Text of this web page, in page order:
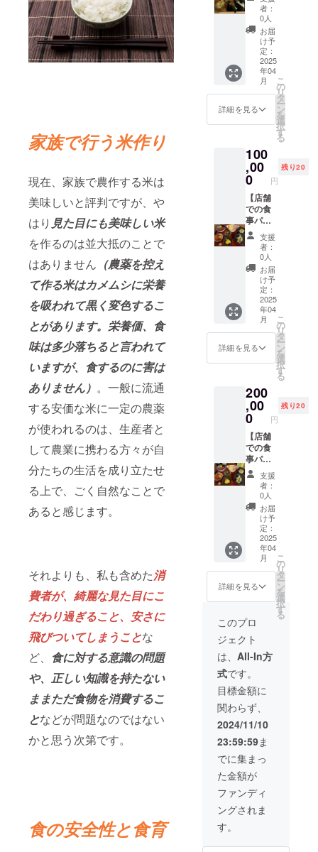
家族で行う米作り
現在、家族で農作する米は
美味しいと評判ですが、や
はり 見た目にも美味しい米
を作るのは並大抵のことで
はありません （農薬を控え
て作る米はカメムシに栄養
を吸われて黒く変色するこ
とがあります。栄養価、食
味は多少落ちると言われて
いますが、食するのに害は
ありません） 。一般に流通
する安価な米に一定の農薬
が使われるのは、生産者と
して農業に携わる方々が自
分たちの生活を成り立たせ
る上で、ごく自然なことで
あると感じます。
それよりも、私も含めた消
費者が、綺麗な見た目にこ
だわり過ぎること、安さに
飛びついてしまうことな
ど、 食に対する意識の問題
や、正しい知識を持たない
ままただ食物を消費するこ
となどが問題なのではない
かと思う次第です。
食の安全性と食育
りしま
す。必
ずお名
前、ご
住所、
連絡先
のご記
入をお
ます。
・有効
4月から
1年間
い。再
発行は
致しか
ねま
す。 ・
裏面に
必ず支
援者様
のお名
前のご
す。チ
ケット
は譲渡
可能で
す。 ・
郵送に
てお送
りしま
す。必
ずお名
前、ご
住所、
連絡先
のご記
入をお
願いし
ます。
・有効
1年間
まかせ
デザー
ト6食分
をご提
供する
チケッ
トで
す。 ・
店舗で
のお食
ます。
・現金
への交
換はで
きませ
ん。お
つりは
でませ
ん。 ・
チケッ
トの紛
失にご
注意く
ださ
い。再
発行は
致しか
ねま
援者様
のお名
前のご
記入を
お願い
しま
す。チ
ケット
は譲渡
可能で
す。 ・
郵送に
てお送
りしま
す。必
ずお名
前、ご
住所、
入をお
願いし
ます。
・有効
期間：
2025年
4月から
1年間
ドリン
ク6杯、
おまか
せデ
ザート6
食分、
キッズ
プレー
ト6食分
提供チ
ケッ
ト】 お
つ、豚
汁、付
け合わ
せのお
むすび
セット
が6食分
と、ド
リンク6
杯、お
まかせ
デザー
ト6食
分、
キッズ
プレー
ト6食分
をご提
供する
チケッ
す。 ・
店舗で
のお食
事にご
利用い
ただけ
ます。
・現金
への交
換はで
きませ
ん。お
つりは
でませ
ん。 ・
チケッ
トの紛
失にご
注意く
ださ
い。再
発行は
致しか
ねま
す。 ・
裏面に
必ず支
援者様
のお名
前のご
記入を
お願い
しま
す。チ
ケット
は譲渡
可能で
す。 ・
りしま
者：
0人
お届
け予
定：
2025
年04
月
詳細を見る
こ
の
リ
タ
ー
ン
を
選
択
す
る
100
,00
0 円
残り20
【店舗
での食
事パー
ティ
（ラン
チ）に
招待】
店舗で
の食事
パー
ティ
（ラン
チ）に
ご招待
しま
す。 ・
2025年
4〜5月
頃、日
付未定
・場
所：兵
庫県神
戸市北
区 ・支
援者様
の交通
費や滞
在費は
各自で
ご負担
くださ
い。 ・
クラウ
ドファ
ンディ
ング終
了後、
会場な
ど詳細
情報を
メール
にてご
案内し
ます。
・必ず
メール
アドレ
スのご
記入を
お願い
しま
す。 ・
食事
2025年
支援
者：
0人
お届
け予
定：
2025
年04
月
詳細を見る
こ
の
リ
タ
ー
ン
を
選
択
す
る
200
,00
0 円
残り20
【店舗
での食
事パー
ティ
（ディ
ナー、
酒類あ
り）に
招待】
店舗で
の食事
パー
ティ
（ディ
ナー、
酒類あ
り）に
ご招待
しま
す。 ・
日程：
2025年
4〜5月
頃、日
付未定
・場
所：兵
庫県神
戸市北
区 ・支
援者様
の交通
費や滞
在費は
くださ
支援
者：
0人
お届
け予
定：
2025
年04
月
詳細を見る
こ
の
リ
タ
ー
ン
を
選
択
す
る
このプロ
ジェクト
は、 All-In方
式です。
目標金額に
関わらず、
2024/11/10
23:59:59ま
でに集まっ
た金額が
ファンディ
ングされま
す。